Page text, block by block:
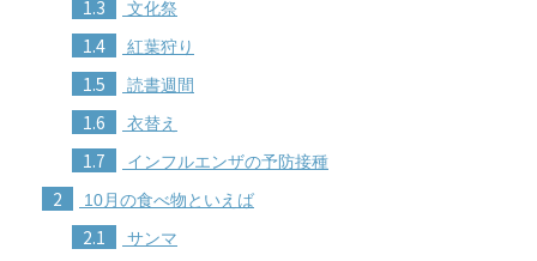
1.3 文化祭
1.4 紅葉狩り
1.5 読書週間
1.6 衣替え
1.7 インフルエンザの予防接種
2 10月の食べ物といえば
2.1 サンマ